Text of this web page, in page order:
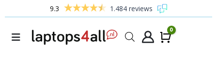
9.3 1.484 reviews
0